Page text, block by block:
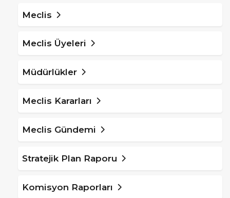
Meclis
Meclis Üyeleri
Müdürlükler
Meclis Kararları
Meclis Gündemi
Stratejik Plan Raporu
Komisyon Raporları